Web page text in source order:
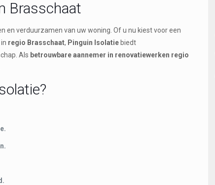
Brasschaat
en verduurzamen van uw woning. Of u nu kiest voor een
regio Brasschaat, Pinguin Isolatiebiedt
Als betrouwbare aannemer in renovatiewerken regio